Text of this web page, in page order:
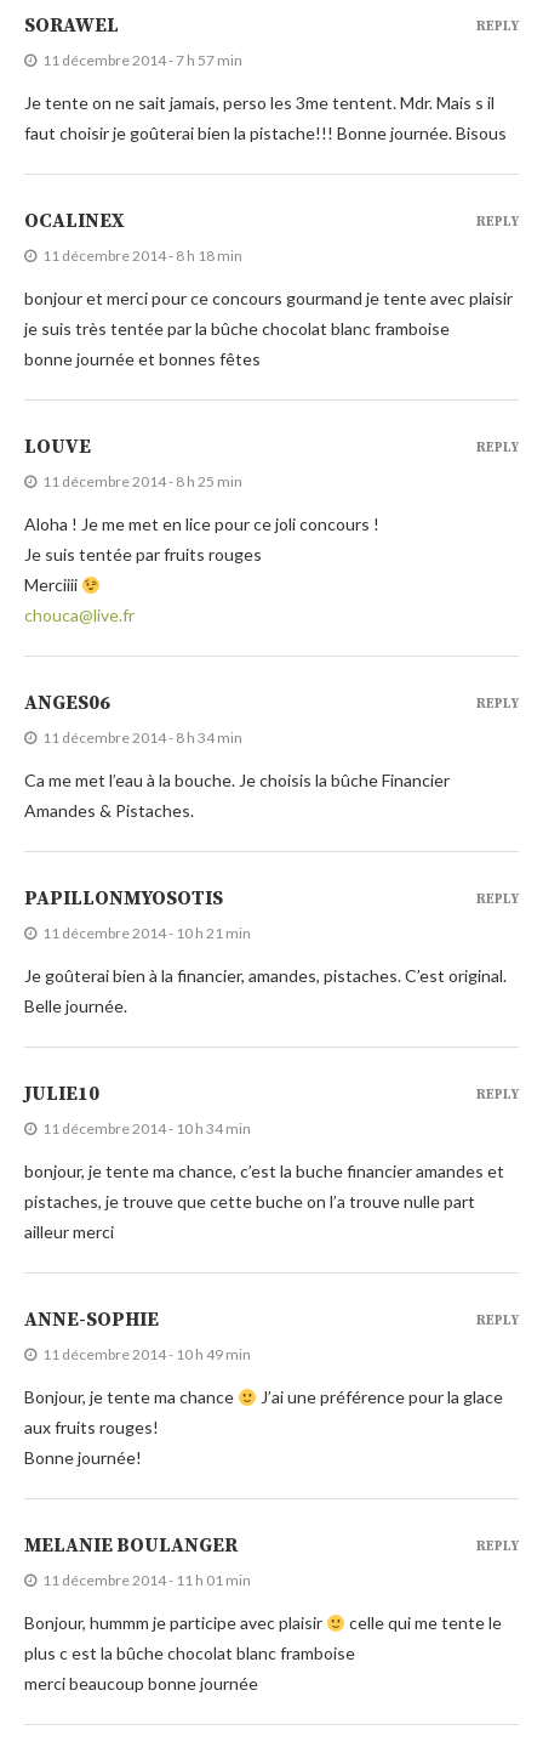
SORAWEL
11 décembre 2014 - 7 h 57 min
Je tente on ne sait jamais, perso les 3me tentent. Mdr. Mais s il
faut choisir je goûterai bien la pistache!!! Bonne journée. Bisous
REPLY
OCALINEX
11 décembre 2014 - 8 h 18 min
bonjour et merci pour ce concours gourmand je tente avec plaisir
je suis très tentée par la bûche chocolat blanc framboise
bonne journée et bonnes fêtes
REPLY
LOUVE
11 décembre 2014 - 8 h 25 min
Aloha ! Je me met en lice pour ce joli concours !
Je suis tentée par fruits rouges
Merciiii
chouca@live.fr
REPLY
ANGES06
11 décembre 2014 - 8 h 34 min
Ca me met l’eau à la bouche. Je choisis la bûche Financier
Amandes & Pistaches.
REPLY
PAPILLONMYOSOTIS
11 décembre 2014 - 10 h 21 min
Je goûterai bien à la financier, amandes, pistaches. C’est original.
Belle journée.
REPLY
JULIE10
11 décembre 2014 - 10 h 34 min
bonjour, je tente ma chance, c’est la buche financier amandes et
pistaches, je trouve que cette buche on l’a trouve nulle part
ailleur merci
REPLY
ANNE-SOPHIE
11 décembre 2014 - 10 h 49 min
Bonjour, je tente ma chance
J’ai une préférence pour la glace
aux fruits rouges!
Bonne journée!
REPLY
MELANIE BOULANGER
11 décembre 2014 - 11 h 01 min
Bonjour, hummm je participe avec plaisir
celle qui me tente le
plus c est la bûche chocolat blanc framboise
merci beaucoup bonne journée
REPLY